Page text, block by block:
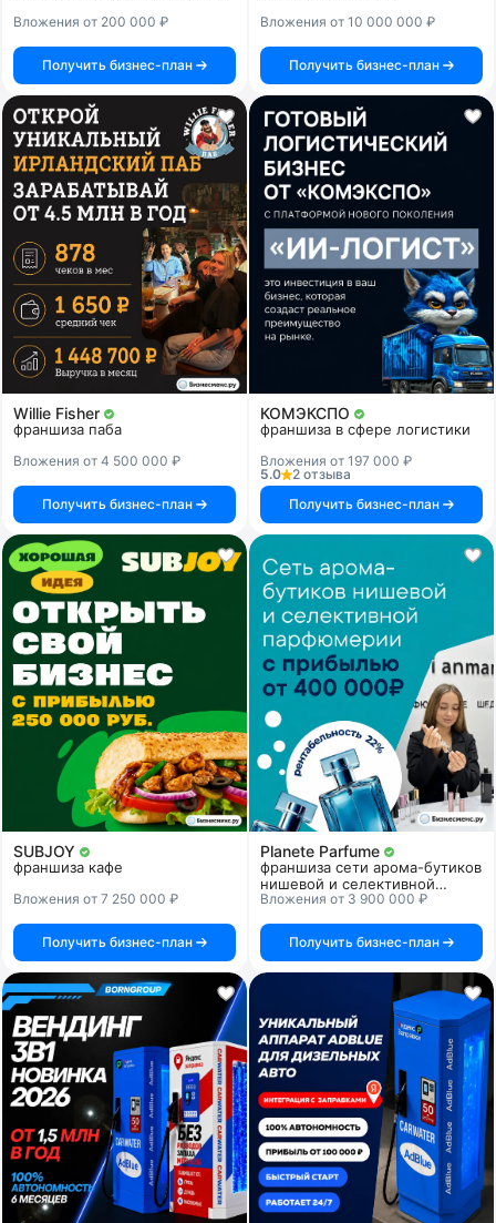
Вложения от 200 000 ₽
Получить бизнес-план
Вложения от 10 000 000 ₽
Получить бизнес-план
Willie Fisher
франшиза паба
Вложения от 4 500 000 ₽
Получить бизнес-план
КОМЭКСПО
франшиза в сфере логистики
Вложения от 197 000 ₽
5.0
2 отзыва
Получить бизнес-план
SUBJOY
франшиза кафе
Вложения от 7 250 000 ₽
Получить бизнес-план
Planete Parfume
франшиза сети арома-бутиков
нишевой и селективной
парфюмерии
Вложения от 3 900 000 ₽
Получить бизнес-план